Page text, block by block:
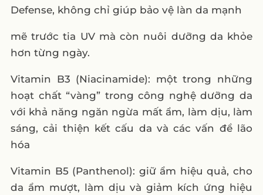
Defense, không chỉ giúp bảo vệ làn da mạnh
mẽ trước tia UV mà còn nuôi dưỡng da khỏe
hơn từng ngày.
Vitamin B3 (Niacinamide): một trong những
hoạt chất “vàng” trong công nghệ dưỡng da
với khả năng ngăn ngừa mất ẩm, làm dịu, làm
sáng, cải thiện kết cấu da và các vấn đề lão
hóa
Vitamin B5 (Panthenol): giữ ẩm hiệu quả, cho
da ẩm mượt, làm dịu và giảm kích ứng hiệu